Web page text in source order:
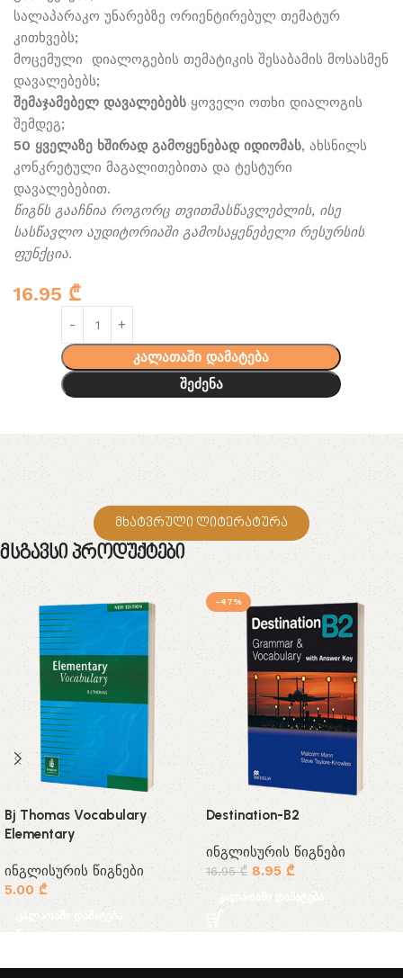
სალაპარაკო უნარებზე ორიენტირებულ თემატურ
კითხვებს;
მოცემული დიალოგების თემატიკის შესაბამის მოსასმენ
დავალებებს;
შემაჯამებელ დავალებებს ყოველი ოთხი დიალოგის
შემდეგ;
50 ყველაზე ხშირად გამოყენებად იდიომას, ახსნილს
კონკრეტული მაგალითებითა და ტესტური
დავალებებით.
წიგნს გააჩნია როგორც თვითმასწავლებლის, ისე
სასწავლო აუდიტორიაში გამოსაყენებელი რესურსის
ფუნქცია.
16.95 ₾
კალათაში დამატება
შეძენა
მხატვრული ლიტერატურა
Მსგავსი Პროდუქტები
Bj Thomas Vocabulary
Elementary
ინგლისურის წიგნები
5.00 ₾
კალათაში დამატება
-47%
Destination-B2
ინგლისურის წიგნები
16.95₾ 8.95 ₾
კალათაში დამატება